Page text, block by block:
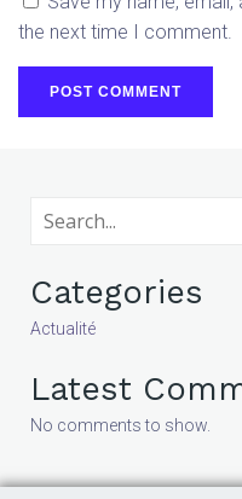
the next time I comment.
Categories
Actualité
Latest
No comments to show.